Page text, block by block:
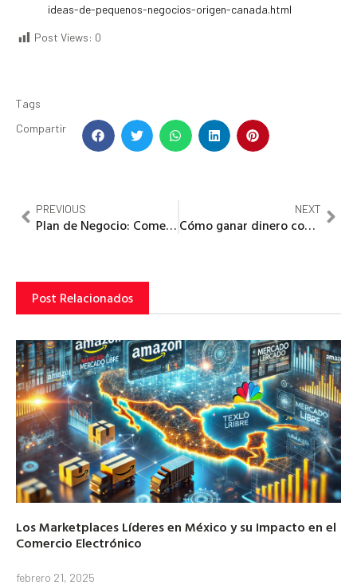
ideas-de-pequenos-negocios-origen-canada.html
Post Views: 0
Tags
Compartir
PREVIOUS
Plan de Negocio: Comercializar Ropa para Perros
NEXT
Cómo ganar dinero con una web… gracias a Amazon
Post Relacionados
Los Marketplaces Líderes en México y su Impacto en el
Comercio Electrónico
febrero 21, 2025